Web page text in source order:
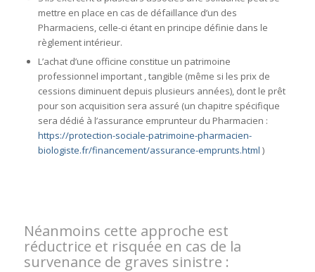
mettre en place en cas de défaillance d’un des
Pharmaciens, celle-ci étant en principe définie dans le
règlement intérieur.
L’achat d’une officine constitue un patrimoine
professionnel important , tangible (même si les prix de
cessions diminuent depuis plusieurs années), dont le prêt
pour son acquisition sera assuré (un chapitre spécifique
sera dédié à l’assurance emprunteur du Pharmacien :
https://protection-sociale-patrimoine-pharmacien-
biologiste.fr/financement/assurance-emprunts.html )
Néanmoins cette approche est
réductrice et risquée en cas de la
survenance de graves sinistre :